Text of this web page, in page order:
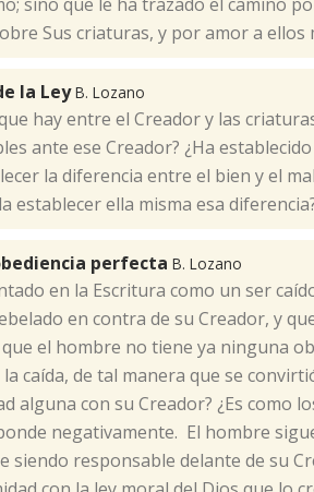
Sus criaturas, y por amor a ellos
la LeyB. Lozano
hay entre el Creador y las
ante ese Creador? ¿Ha
la diferencia entre el bien y el
establecer ella misma esa
perfecta B. Lozano
en la Escritura como un ser
en contra de su Creador, y
el hombre no tiene ya ninguna
caída, de tal manera que se
alguna con su Creador? ¿Es como
negativamente. El hombre
siendo responsable delante de su